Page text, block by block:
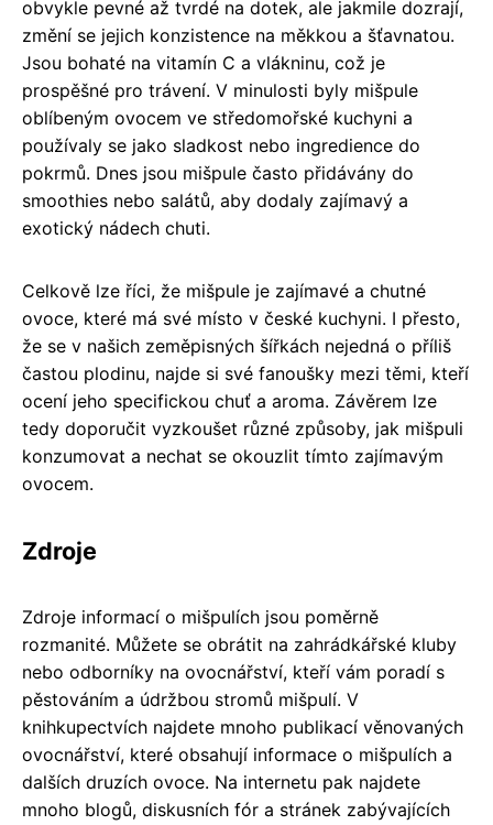
obvykle pevné až tvrdé na dotek, ale jakmile dozrají,
změní se jejich konzistence na měkkou a šťavnatou.
Jsou bohaté na vitamín C a vlákninu, což je
prospěšné pro trávení. V minulosti byly mišpule
oblíbeným ovocem ve středomořské kuchyni a
používaly se jako sladkost nebo ingredience do
pokrmů. Dnes jsou mišpule často přidávány do
smoothies nebo salátů, aby dodaly zajímavý a
exotický nádech chuti.
Celkově lze říci, že mišpule je zajímavé a chutné
ovoce, které má své místo v české kuchyni. I přesto,
že se v našich zeměpisných šířkách nejedná o příliš
častou plodinu, najde si své fanoušky mezi těmi, kteří
ocení jeho specifickou chuť a aroma. Závěrem lze
tedy doporučit vyzkoušet různé způsoby, jak mišpuli
konzumovat a nechat se okouzlit tímto zajímavým
ovocem.
Zdroje
Zdroje informací o mišpulích jsou poměrně
rozmanité. Můžete se obrátit na zahrádkářské kluby
nebo odborníky na ovocnářství, kteří vám poradí s
pěstováním a údržbou stromů mišpulí. V
knihkupectvích najdete mnoho publikací věnovaných
ovocnářství, které obsahují informace o mišpulích a
dalších druzích ovoce. Na internetu pak najdete
mnoho blogů, diskusních fór a stránek zabývajících